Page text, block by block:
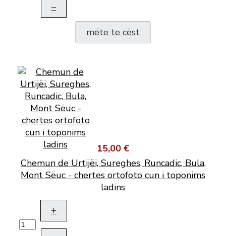
–
mëte te cëst
15,00 €
Chemun de Urtijëi, Sureghes, Runcadic, Bula,
Mont Sëuc - chertes ortofoto cun i toponims
ladins
+